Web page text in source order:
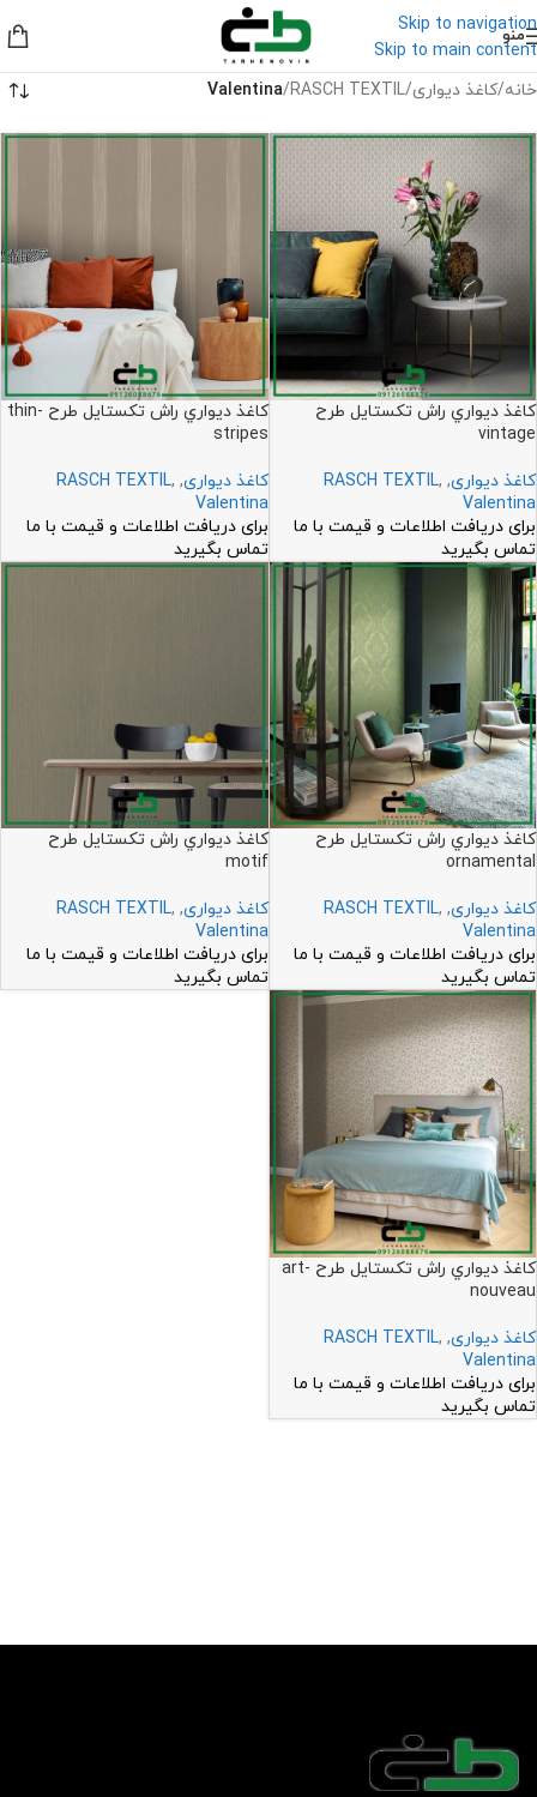
Skip to navigation
Skip to main content
منو
خانه/کاغذ دیواری/
RASCH TEXTIL
/
Valentina
کاغذ ديواري راش تکستايل طرح
vintage
کاغذ دیواری,
RASCH TEXTIL,
Valentina
برای دریافت اطلاعات و قیمت با ما
تماس بگیرید
کاغذ ديواري راش تکستايل طرح thin-
stripes
کاغذ دیواری,
RASCH TEXTIL,
Valentina
برای دریافت اطلاعات و قیمت با ما
تماس بگیرید
کاغذ ديواري راش تکستايل طرح
ornamental
کاغذ دیواری,
RASCH TEXTIL,
Valentina
برای دریافت اطلاعات و قیمت با ما
تماس بگیرید
کاغذ ديواري راش تکستايل طرح
motif
کاغذ دیواری,
RASCH TEXTIL,
Valentina
برای دریافت اطلاعات و قیمت با ما
تماس بگیرید
کاغذ ديواري راش تکستايل طرح art-
nouveau
کاغذ دیواری,
RASCH TEXTIL,
Valentina
برای دریافت اطلاعات و قیمت با ما
تماس بگیرید